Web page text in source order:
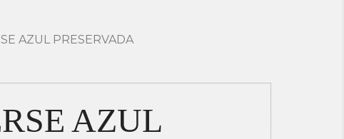
AZUL PRESERVADA
AZUL